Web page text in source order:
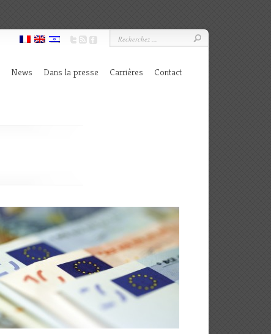
News Dans la presse Carrières Contact